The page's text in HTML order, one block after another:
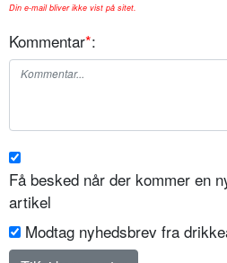
Din e-mail bliver ikke vist på sitet.
Kommentar*:
Få besked når der kommer en
artikel
Modtag nyhedsbrev fra